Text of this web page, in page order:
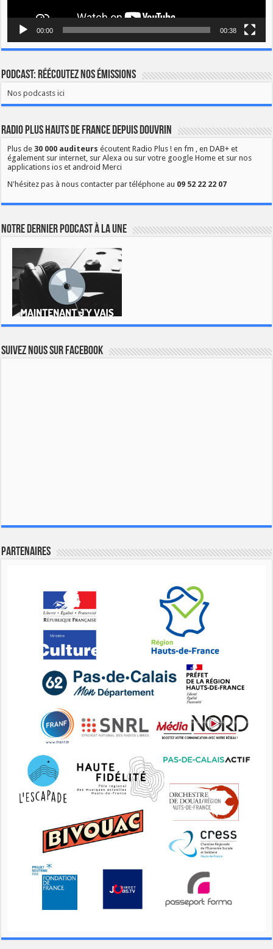
00:00 00:38
Podcast: Réécoutez nos émissions
Nos podcasts ici
Radio Plus Hauts de France depuis Douvrin
Plus de30 000 auditeurs écoutent Radio Plus ! en fm , en DAB+ et
également sur internet, sur Alexa ou sur votre google Home et sur nos
applications ios et android Merci
N'hésitez pas à nous contacter par téléphone au 09 52 22 22 07
Notre dernier podcast à la une
Suivez nous sur Facebook
Partenaires